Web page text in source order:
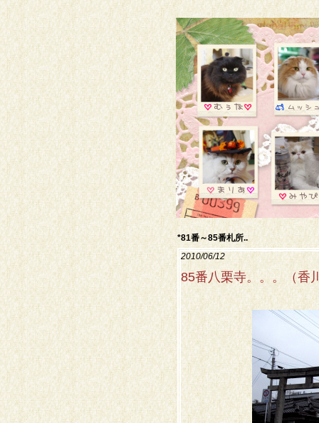
*81番～85番札所..
2010/06/12
85番八栗寺。。。（香